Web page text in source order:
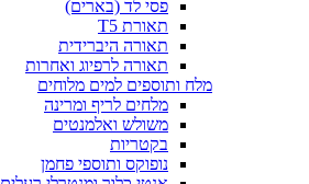
פסי לד (בארים)
תאורת T5
תאורה היברידית
תאורה לרפיוג ואחרות
מלח ותוספים למים מלוחים
מלחים לריף ומרינה
משולש ואלמנטים
בקטריות
נופוקס ותוספי פחמן